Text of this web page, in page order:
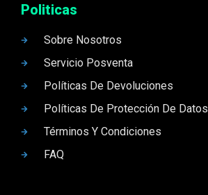
Politicas
Sobre Nosotros
Servicio Posventa
Políticas De Devoluciones
Políticas De Protección De Datos
Términos Y Condiciones
FAQ